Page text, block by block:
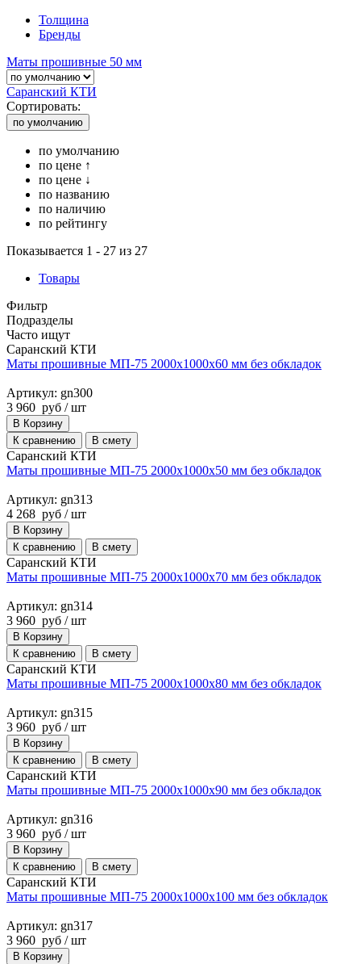
Толщина
Бренды
Маты прошивные 50 мм
Саранский КТИ
Сортировать:
по умолчанию
по умолчанию
по цене ↑
по цене ↓
по названию
по наличию
по рейтингу
Показывается 1 - 27 из 27
Товары
Фильтр
Подразделы
Часто ищут
Саранский КТИ
Маты прошивные МП-75 2000х1000х60 мм без обкладок
Артикул: gn300
3 960 руб / шт
В Корзину
К сравнению
В смету
Саранский КТИ
Маты прошивные МП-75 2000х1000х50 мм без обкладок
Артикул: gn313
4 268 руб / шт
В Корзину
К сравнению
В смету
Саранский КТИ
Маты прошивные МП-75 2000х1000х70 мм без обкладок
Артикул: gn314
3 960 руб / шт
В Корзину
К сравнению
В смету
Саранский КТИ
Маты прошивные МП-75 2000х1000х80 мм без обкладок
Артикул: gn315
3 960 руб / шт
В Корзину
К сравнению
В смету
Саранский КТИ
Маты прошивные МП-75 2000х1000х90 мм без обкладок
Артикул: gn316
3 960 руб / шт
В Корзину
К сравнению
В смету
Саранский КТИ
Маты прошивные МП-75 2000х1000х100 мм без обкладок
Артикул: gn317
3 960 руб / шт
В Корзину